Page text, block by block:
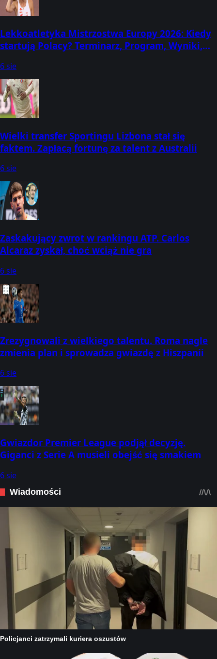
Lekkoatletyka Mistrzostwa Europy 2026: Kiedy
startują Polacy? Terminarz, Program, Wyniki,
sierpnia)
6 sie
Wielki transfer Sportingu Lizbona stał się
faktem. Zapłacą fortunę za talent z Australii
6 sie
Zaskakujący zwrot w rankingu ATP. Carlos
Alcaraz zyskał, choć wciąż nie gra
6 sie
Zrezygnowali z wielkiego talentu. Roma nagle
zmienia plan i sprowadza gwiazdę z Hiszpanii
6 sie
Gwiazdor Premier League podjął decyzję.
Giganci z Serie A musieli obejść się smakiem
6 sie